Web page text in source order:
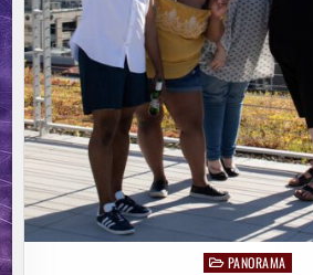
PostedPANORAMA